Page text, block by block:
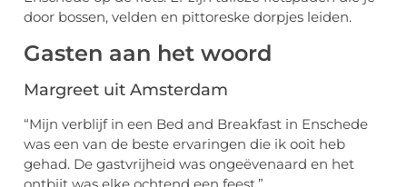
door bossen, velden en pittoreske dorpjes leiden.
Gasten aan het woord
Margreet uit Amsterdam
“Mijn verblijf in een Bed and Breakfast in Enschede
was een van de beste ervaringen die ik ooit heb
gehad. De gastvrijheid was ongeëvenaard en het
ontbijt was elke ochtend een feest.”